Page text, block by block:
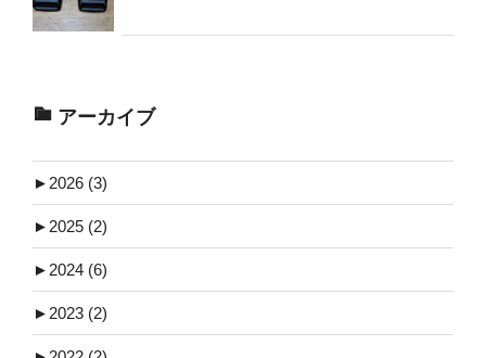
アーカイブ
► 2026 (3)
► 2025 (2)
► 2024 (6)
► 2023 (2)